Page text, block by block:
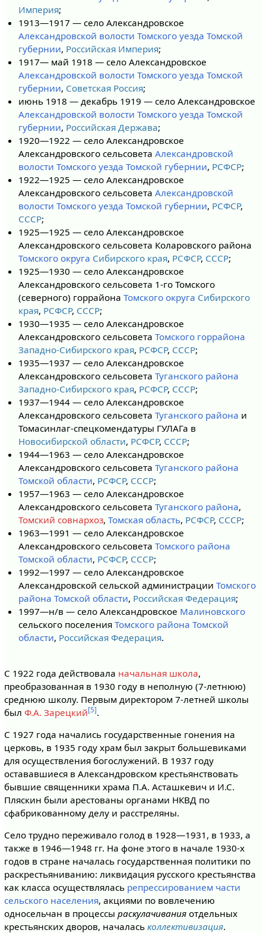
Империя;
1913—1917 — село Александровское
Александровской волости Томского уезда Томской
губернии, Российская Империя;
1917— май 1918 — село Александровское
Александровской волости Томского уезда Томской
губернии, Советская Россия;
июнь 1918 — декабрь 1919 — село Александровское
Александровской волости Томского уезда Томской
губернии, Российская Держава;
1920—1922 — село Александровское
Александровского сельсоветаАлександровской
волости Томского уезда Томской губернии, РСФСР;
1922—1925 — село Александровское
Александровского сельсоветаАлександровской
волости Томского уезда Томской губернии, РСФСР,
СССР;
1925—1925 — село Александровское
Александровского сельсовета Коларовского района
Томского округа Сибирского края, РСФСР, СССР;
1925—1930 — село Александровское
Александровского сельсовета 1-го Томского
(северного) горрайонаТомского округа Сибирского
края, РСФСР, СССР;
1930—1935 — село Александровское
Александровского сельсоветаТомского горрайона
Западно-Сибирского края, РСФСР, СССР;
1935—1937 — село Александровское
Александровского сельсоветаТуганского района
Западно-Сибирского края, РСФСР, СССР;
1937—1944 — село Александровское
Александровского сельсоветаТуганского района и
Томасинлаг-спецкомендатуры ГУЛАГа в
Новосибирской области, РСФСР, СССР;
1944—1963 — село Александровское
Александровского сельсоветаТуганского района
Томской области, РСФСР, СССР;
1957—1963 — село Александровское
Александровского сельсоветаТуганского района,
Томский совнархоз,Томская область, РСФСР, СССР;
1963—1991 — село Александровское
Александровского сельсоветаТомского района
Томской области, РСФСР, СССР;
1992—1997 — село Александровское
Александровской сельской администрацииТомского
района Томской области, Российская Федерация;
1997—н/в — село Александровское Малиновского
сельского поселенияТомского района Томской
области, Российская Федерация.
С 1922 года действовала начальная школа,
преобразованная в 1930 году в неполную (7-летнюю)
среднюю школу. Первым директором 7-летней школы
был Ф.А. Зарецкий[5].
С 1927 года начались государственные гонения на
церковь, в 1935 году храм был закрыт большевиками
для осуществления богослужений. В 1937 году
остававшиеся в Александровском крестьянствовать
бывшие священники храма П.А. Асташкевич и И.С.
Пляскин были арестованы органами НКВД по
сфабрикованному делу и расстреляны.
Село трудно переживало голод в 1928—1931, в 1933, а
также в 1946—1948 гг. На фоне этого в начале 1930-х
годов в стране началась государственная политики по
раскрестьяниванию: ликвидация русского крестьянства
как класса осуществлялась репрессированием части
сельского населения, акциями по вовлечению
односельчан в процессы раскулачиванияотдельных
крестьянских дворов, началась коллективизация.